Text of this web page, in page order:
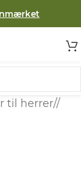
til herrer/